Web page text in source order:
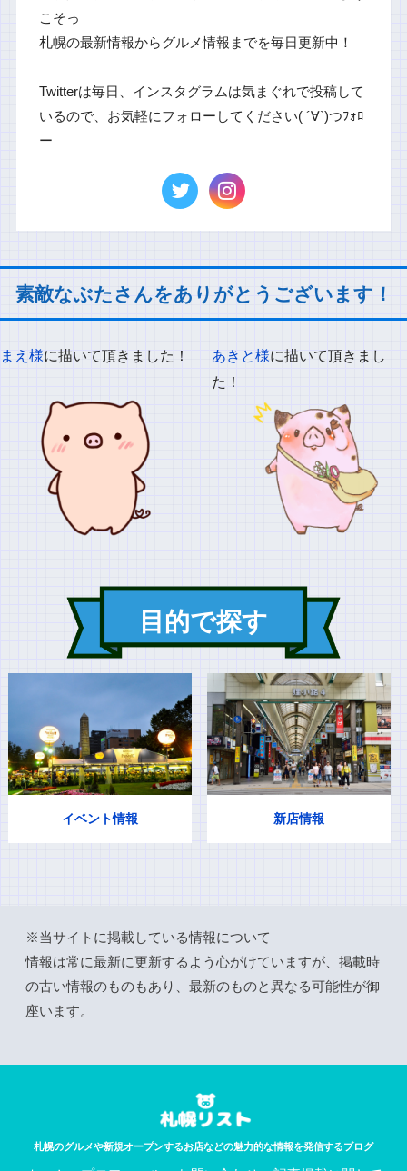
こそっ
札幌の最新情報からグルメ情報までを毎日更新中！
Twitterは毎日、インスタグラムは気まぐれで投稿して
いるので、お気軽にフォローしてください( ´∀`)つﾌｫﾛ
ー
素敵なぶたさんをありがとうございます！
まえ様に描いて頂きました！ あきと様に描いて頂きまし
た！
目的で探す
イベント情報 新店情報
※当サイトに掲載している情報について
情報は常に最新に更新するよう心がけていますが、掲載時
の古い情報のものもあり、最新のものと異なる可能性が御
座います。
札幌のグルメや新規オープンするお店などの魅力的な情報を発信するブログ